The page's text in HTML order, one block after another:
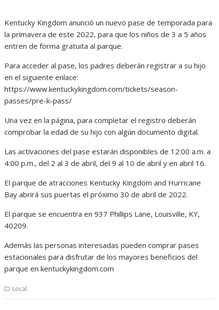
Kentucky Kingdom anunció un nuevo pase de temporada para
la primavera de este 2022, para que los niños de 3 a 5 años
entren de forma gratuita al parque.
Para acceder al pase, los padres deberán registrar a su hijo
en el siguiente enlace:
https://www.kentuckykingdom.com/tickets/season-
passes/pre-k-pass/
Una vez en la página, para completar el registro deberán
comprobar la edad de su hijo con algún documento digital.
Las activaciones del pase estarán disponibles de 12:00 a.m. a
4:00 p.m., del 2 al 3 de abril, del 9 al 10 de abril y en abril 16.
El parque de atracciones Kentucky Kingdom and Hurricane
Bay abrirá sus puertas el próximo 30 de abril de 2022.
El parque se encuentra en 937 Phillips Lane, Louisville, KY,
40209.
Además las personas interesadas pueden comprar pases
estacionales para disfrutar de los mayores beneficios del
parque en kentuckykingdom.com
Local